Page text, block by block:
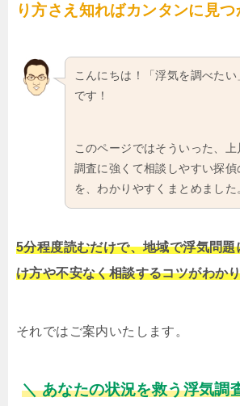
り方さえ知ればカンタンに見つ
こんにちは！「浮気を調べた
です！
このページではそういった、
調査に強くて相談しやすい探
を、わかりやすくまとめました
5分程度読むだけで、地域で浮気問
け方や不安なく相談するコツがわか
それではご案内いたします。
＼ あなたの状況を救う浮気調